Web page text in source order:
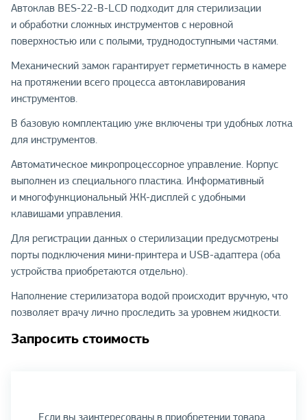
Автоклав BES-22-B-LCD подходит для стерилизации
и обработки сложных инструментов с неровной
поверхностью или с полыми, труднодоступными частями.
Механический замок гарантирует герметичность в камере
на протяжении всего процесса автоклавирования
инструментов.
В базовую комплектацию уже включены три удобных лотка
для инструментов.
Автоматическое микропроцессорное управление. Корпус
выполнен из специального пластика. Информативный
и многофункциональный ЖК-дисплей с удобными
клавишами управления.
Для регистрации данных о стерилизации предусмотрены
порты подключения мини-принтера и USB-адаптера (оба
устройства приобретаются отдельно).
Наполнение стерилизатора водой происходит вручную, что
позволяет врачу лично проследить за уровнем жидкости.
Запросить стоимость